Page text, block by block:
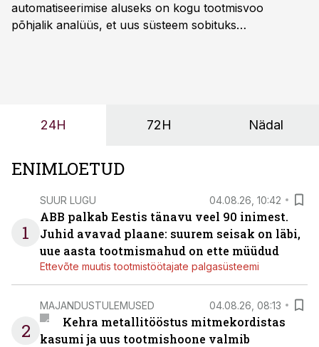
automatiseerimise aluseks on kogu tootmisvoo
põhjalik analüüs, et uus süsteem sobituks
OÜ tegevjuht Sander Mitendorf.
24H 72H Nädal
ENIMLOETUD
1
SUUR LUGU 04.08.26, 10:42
ABB palkab Eestis tänavu veel 90 inimest.
Juhid avavad plaane: suurem seisak on läbi,
uue aasta tootmismahud on ette müüdud
Ettevõte muutis tootmistöötajate palgasüsteemi
2
MAJANDUSTULEMUSED 04.08.26, 08:13
Kehra metallitööstus mitmekordistas
kasumi ja uus tootmishoone valmib